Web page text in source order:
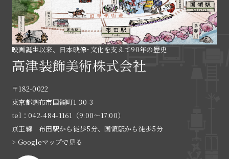
映画誕生以来、日本映像･文化を支えて90年の歴史
高津装飾美術株式会社
〒182-0022
東京都調布市国領町1-30-3
tel：042-484-1161（9:00〜17:00）
京王線 布田駅から徒歩5分、国領駅から徒歩5分
> Googleマップで見る